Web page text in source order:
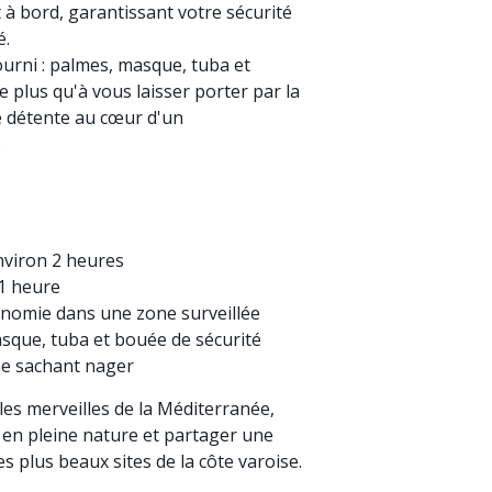
bord, garantissant votre sécurité
: palmes, masque, tuba et
plus qu'à vous laisser porter par la
détente au cœur d'un
2 heures
heure
dans une zone surveillée
tuba et bouée de sécurité
sachant nager
merveilles de la Méditerranée,
pleine nature et partager une
plus beaux sites de la côte varoise.